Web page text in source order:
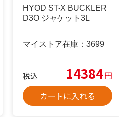
HYOD ST-X BUCKLER
D3O ジャケット3L
マイストア在庫： 3699
税込 14384円
カートに入れる